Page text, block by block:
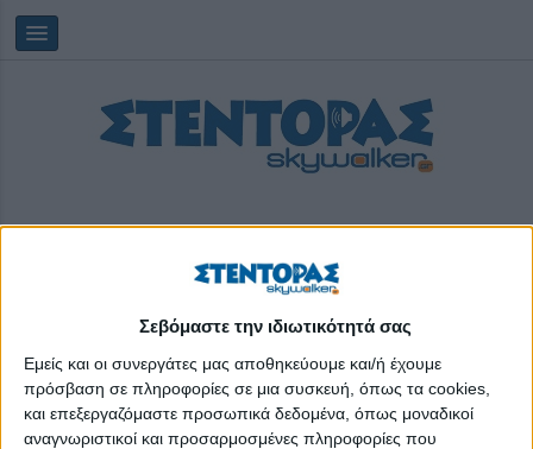
Σεβόμαστε την ιδιωτικότητά σας
Εμείς και οι συνεργάτες μας αποθηκεύουμε και/ή έχουμε
πρόσβαση σε πληροφορίες σε μια συσκευή, όπως τα cookies,
και επεξεργαζόμαστε προσωπικά δεδομένα, όπως μοναδικοί
αναγνωριστικοί και προσαρμοσμένες πληροφορίες που
Πάρνηθα